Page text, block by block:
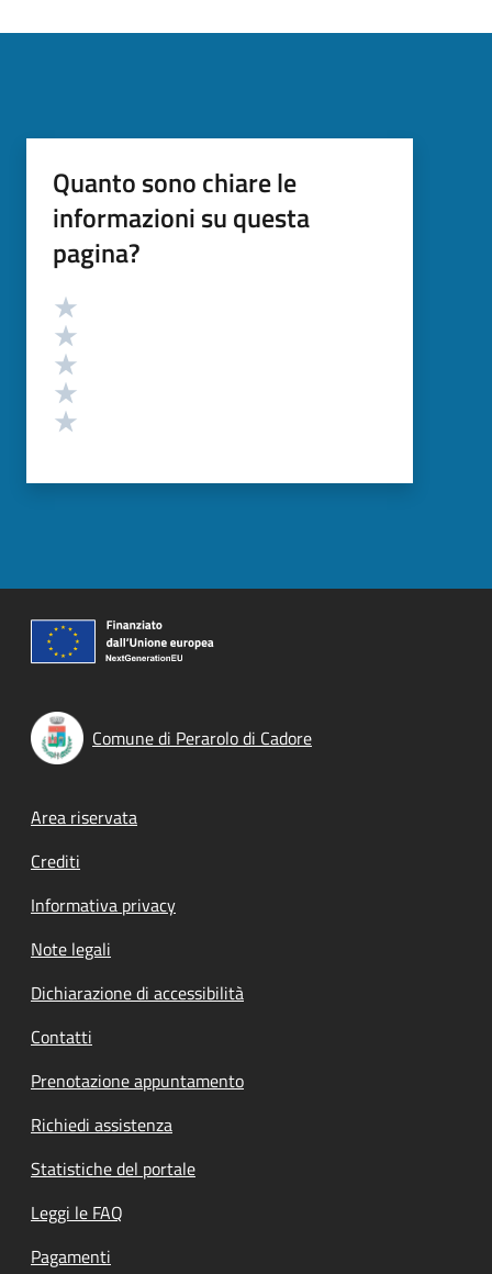
Quanto sono chiare le
informazioni su questa
pagina?
Valutazione
Comune di Perarolo di Cadore
Footer menu
Area riservata
Crediti
Informativa privacy
Note legali
Dichiarazione di accessibilità
Contatti
Prenotazione appuntamento
Richiedi assistenza
Statistiche del portale
Leggi le FAQ
Pagamenti